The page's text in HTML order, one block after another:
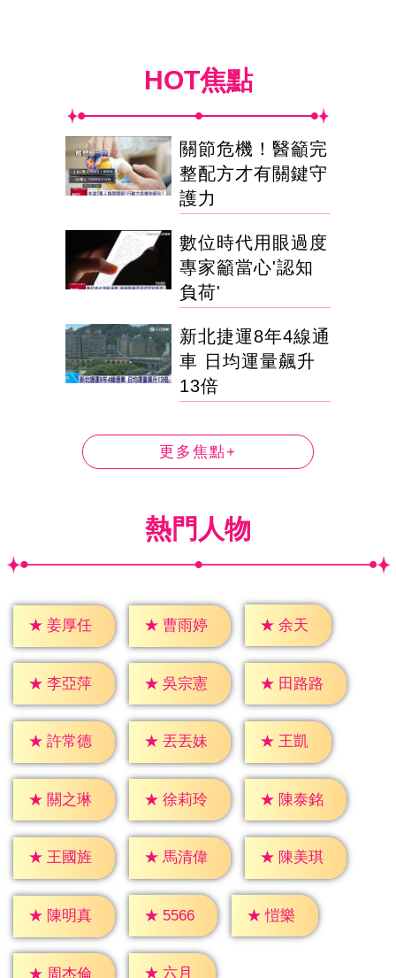
HOT焦點
關節危機！醫籲完
整配方才有關鍵守
護力
數位時代用眼過度
專家籲當心'認知
負荷'
新北捷運8年4線通
車 日均運量飆升
13倍
更多焦點+
熱門人物
★ 姜厚任 ★ 曹雨婷 ★ 余天
★ 李亞萍 ★ 吳宗憲 ★ 田路路
★ 許常德 ★ 丟丟妹 ★ 王凱
★ 關之琳 ★ 徐莉玲 ★ 陳泰銘
★ 王國旌 ★ 馬清偉 ★ 陳美琪
★ 陳明真 ★ 5566 ★ 愷樂
★ 周杰倫 ★ 六月